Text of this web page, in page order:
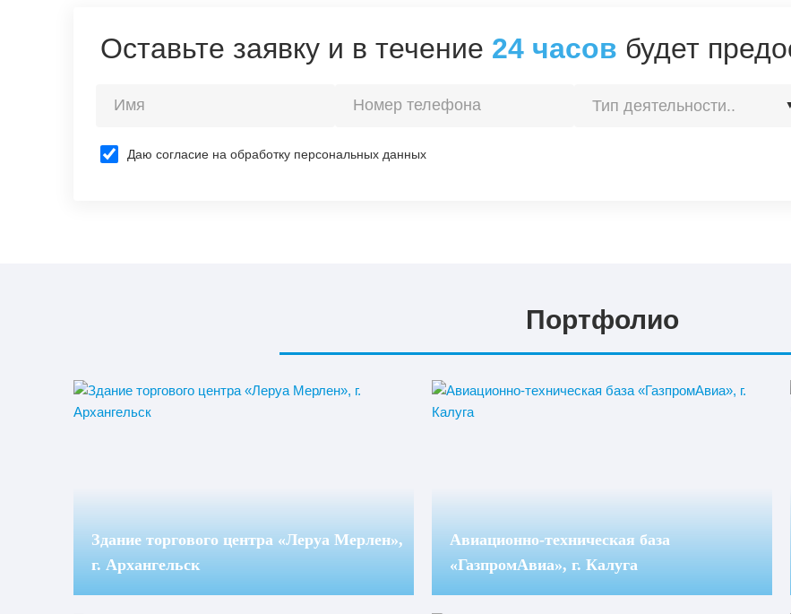
Оставьте заявку и в течение 24 часов будет
Тип деятельности..
Даю согласие на обработку персональных данных
Портфолио
Здание торгового центра «Леруа Мерлен»,
г. Архангельск
Авиационно-техническая база
«ГазпромАвиа», г. Калуга